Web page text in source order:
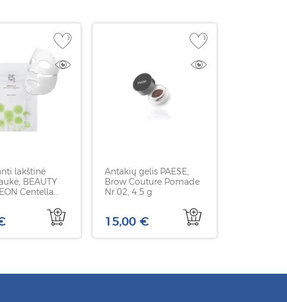
lakštinė
BEAUTY
Centella
Antakių gelis PAESE,
Brow Couture Pomade
Nr 02, 4.5 g
15,00 €